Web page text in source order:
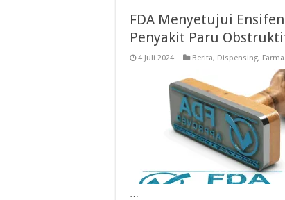
FDA Menyetujui
Penyakit Paru
4 Juli 2024 Berita, Dispensing,
…